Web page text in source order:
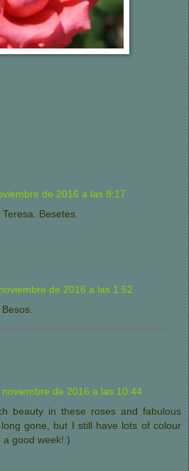
de 2016 a las 8:17
Besetes.
de 2016 a las 1:52
noviembre de 2016 a las 10:44
beauty in these roses and fabulous
gone, but I still have lots of colour
a good week!:)